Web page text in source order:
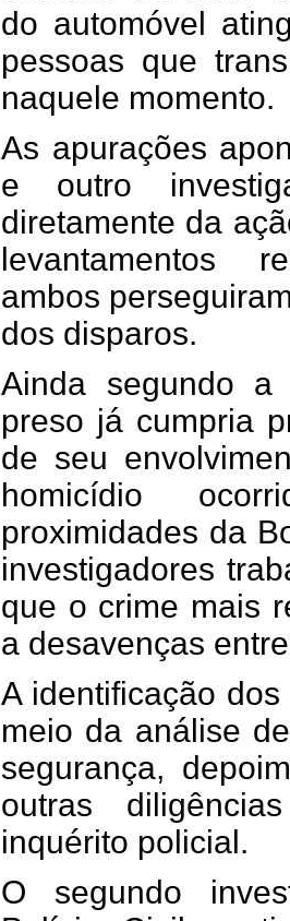
do automóvel
pessoas que
naquele momento.
As apurações
e outro
diretamente da
levantamentos
ambos
dos disparos.
Ainda segundo
preso já cumpria
de seu
homicídio
proximidades da
investigadores
que o crime mais
a desavenças
A identificação
meio da análise
segurança,
outras
inquérito policial.
O segundo